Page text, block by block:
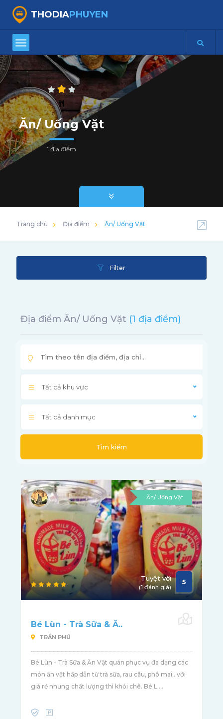
THODIAPHUYEN
Ăn/ Uống Vặt
1 địa điểm
Trang chủ Địa điểm Ăn/ Uống Vặt
Filter
Địa điểm Ăn/ Uống Vặt (1 địa điểm)
Tất cả khu vực
Tất cả danh mục
Tìm kiếm
Ăn/ Uống Vặt
Tuyệt vời
(1 đánh giá)
5
Bé Lùn - Trà Sữa & Ă..
TRẦN PHÚ
Bé Lùn - Trà Sữa & Ăn Vặt quán phục vụ đa dạng các
món ăn vặt hấp dẫn từ trà sữa, rau câu, phô mai.. với
giá rẻ nhưng chất lượng thì khỏi chê. Bé L ...